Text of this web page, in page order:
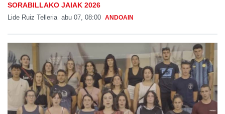
SORABILLAKO JAIAK 2026
Lide Ruiz Telleria abu 07, 08:00 ANDOAIN